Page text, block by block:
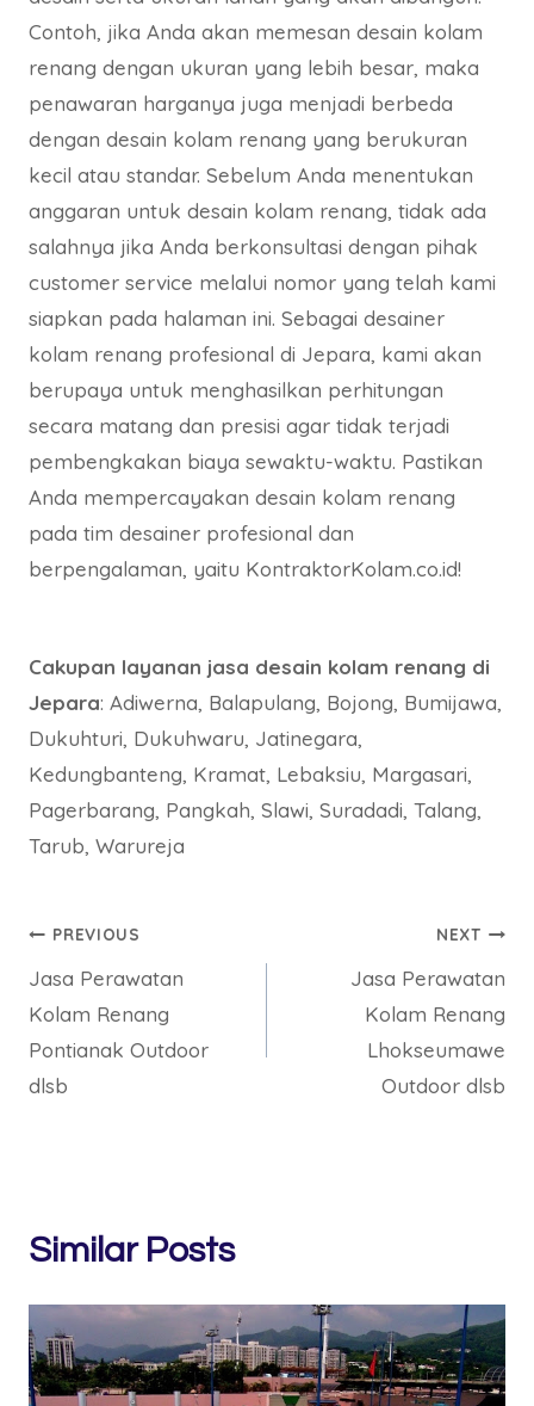
Contoh, jika Anda akan memesan desain kolam
renang dengan ukuran yang lebih besar, maka
penawaran harganya juga menjadi berbeda
dengan desain kolam renang yang berukuran
kecil atau standar. Sebelum Anda menentukan
anggaran untuk desain kolam renang, tidak ada
salahnya jika Anda berkonsultasi dengan pihak
customer service melalui nomor yang telah kami
siapkan pada halaman ini. Sebagai desainer
kolam renang profesional di Jepara, kami akan
berupaya untuk menghasilkan perhitungan
secara matang dan presisi agar tidak terjadi
pembengkakan biaya sewaktu-waktu. Pastikan
Anda mempercayakan desain kolam renang
pada tim desainer profesional dan
berpengalaman, yaitu KontraktorKolam.co.id!
Cakupan layanan jasa desain kolam renang di
Jepara: Adiwerna, Balapulang, Bojong, Bumijawa,
Dukuhturi, Dukuhwaru, Jatinegara,
Kedungbanteng, Kramat, Lebaksiu, Margasari,
Pagerbarang, Pangkah, Slawi, Suradadi, Talang,
Tarub, Warureja
Post
navigation
PREVIOUS
Jasa Perawatan
Kolam Renang
Pontianak Outdoor
dlsb
NEXT
Jasa Perawatan
Kolam Renang
Lhokseumawe
Outdoor dlsb
Similar Posts